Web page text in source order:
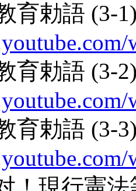
育勅語 (3-
育勅語 (3-
育勅語 (3-